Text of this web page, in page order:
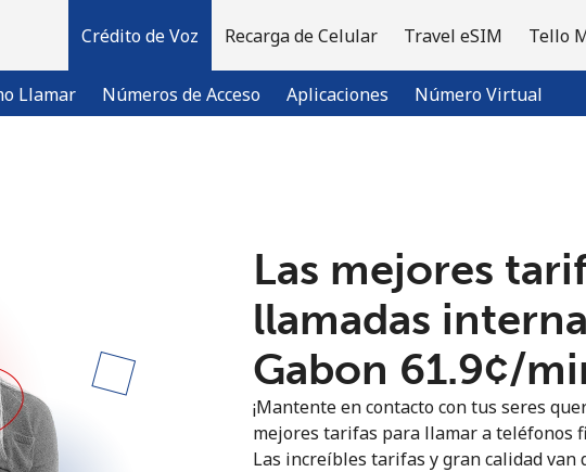
Crédito de Voz
Llamar Números de Acceso Aplicaciones Número Virtual
Recarga de Celular Travel eSIM Tello
Inicia sesión →
Regístrate con
Las mejores
llamadas
Gabon ⁦61.9¢⁩/
¡Mantente en contacto con tus seres
mejores tarifas para llamar a teléfonos
Las increíbles tarifas y gran calidad van